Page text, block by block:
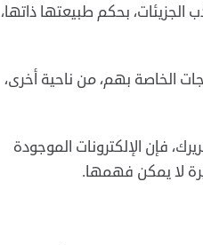
بحكم طبيعتها ذاتها،
الخاصة بهم، من ناحية أخرى،
فإن الإلكترونات الموجودة
لا يمكن فهمها.